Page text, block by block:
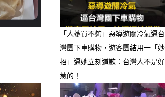
「人蔘買不夠」惡導遊關冷氣逼台
灣團下車購物，遊客團結用一「妙
招」逼她立刻道歉：台灣人不是好
惹的！